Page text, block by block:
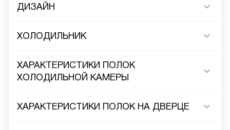
ДИЗАЙН
ХОЛОДИЛЬНИК
ХАРАКТЕРИСТИКИ ПОЛОК
ХОЛОДИЛЬНОЙ КАМЕРЫ
ХАРАКТЕРИСТИКИ ПОЛОК НА ДВЕРЦЕ